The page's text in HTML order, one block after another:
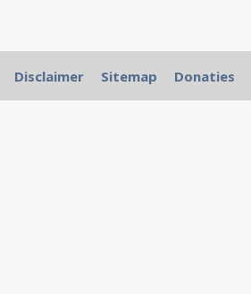
Disclaimer Sitemap Donaties